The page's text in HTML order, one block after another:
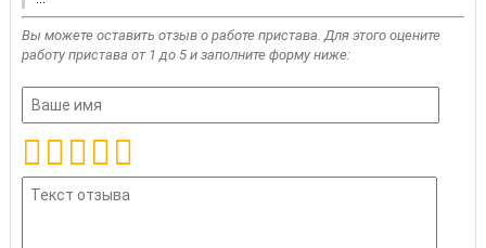
Вы можете оставить отзыв о работе пристава. Для этого оцените
работу пристава от 1 до 5 и заполните форму ниже: